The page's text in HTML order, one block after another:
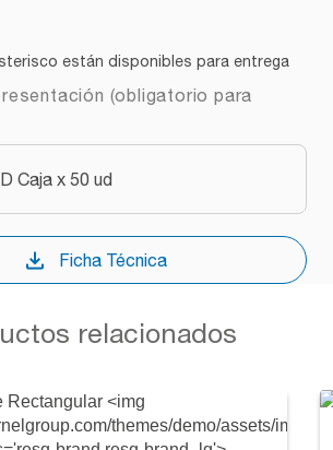
están disponibles para entrega
(obligatorio para
Caja x 50 ud
Ficha Técnica
relacionados